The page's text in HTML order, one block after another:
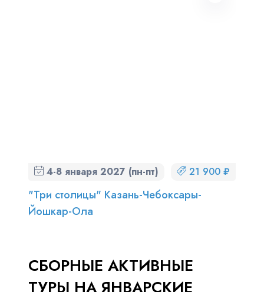
4-8 января 2027 (пн-пт) 21 900 ₽
"Три столицы" Казань-Чебоксары-
Йошкар-Ола
СБОРНЫЕ АКТИВНЫЕ
ТУРЫ НА ЯНВАРСКИЕ